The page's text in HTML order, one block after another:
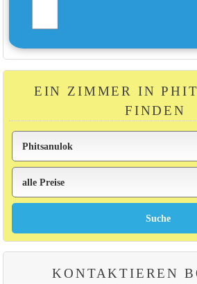
EIN ZIMMER IN
FINDEN
KONTAKTIEREN